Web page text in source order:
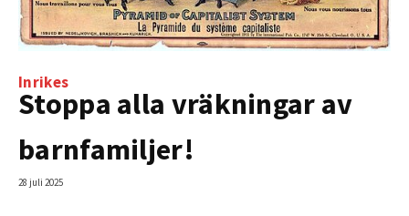
Inrikes
Stoppa alla vräkningar av
barnfamiljer!
28 juli 2025